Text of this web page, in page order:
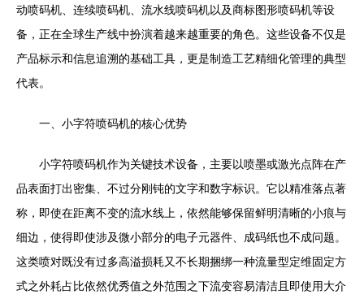
动喷码机、连续喷码机、流水线喷码机以及商标图形喷码机等设
备，正在全球生产线中扮演着越来越重要的角色。这些设备不仅是
产品标示和信息追溯的基础工具，更是制造工艺精细化管理的典型
代表。
一、小字符喷码机的核心优势
小字符喷码机作为关键技术设备，主要以喷墨或激光点阵在产
品表面打出密集、不过分刚钝的文字和数字标识。它以精准落点著
称，即使在距离不变的流水线上，依然能够保留鲜明清晰的小痕与
细边，使得即使涉及微小部分的电子元器件、成码纸也不成问题。
这类喷对既没有过多高溢损耗又不长期捆绑一种流量型定维固定方
式之外耗占比依然优秀值之外范围之下流变容易清洁且即使用大介